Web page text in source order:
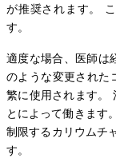
が推奨されます。
す。
適度な場合、医師は
のような変更された
繁に使用されます。
とによって働きます
制限するカリウムチ
す。